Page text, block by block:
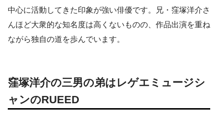
中心に活動してきた印象が強い俳優です。兄・窪塚洋介さ
んほど大衆的な知名度は高くないものの、作品出演を重ね
ながら独自の道を歩んでいます。
窪塚洋介の三男の弟はレゲエミュージシ
ャンのRUEED